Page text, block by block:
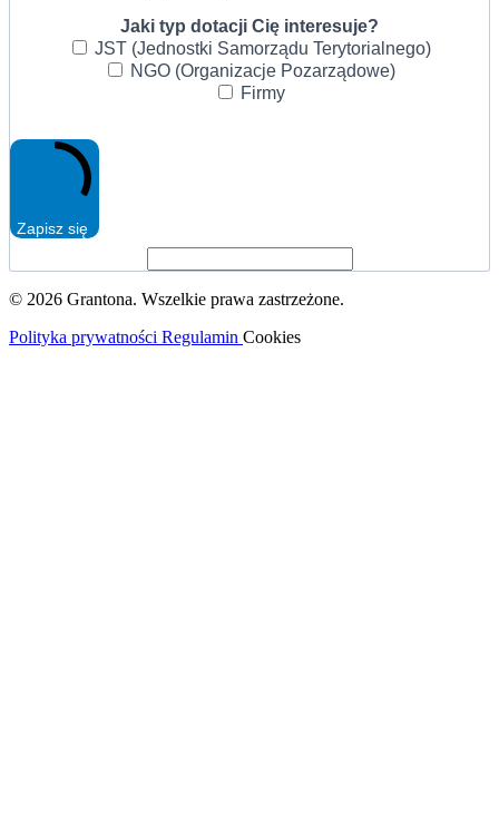
Jaki typ dotacji Cię interesuje?
JST (Jednostki Samorządu Terytorialnego)
NGO (Organizacje Pozarządowe)
Firmy
Zapisz się
© 2026 Grantona. Wszelkie prawa zastrzeżone.
Polityka prywatności Regulamin Cookies